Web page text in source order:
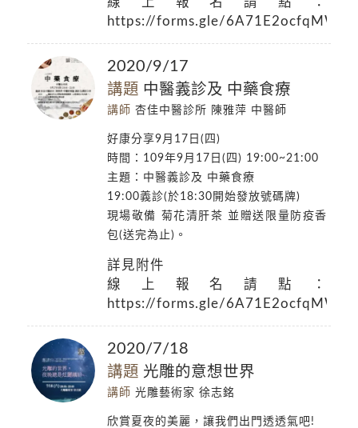
https://forms.gle/
講題 中醫義診及 中藥食療
2020/9/17
講師 杏佳中醫診所 陳雅萍 中醫師
好康分享9月17日(四)
時間：109年9月17日(四) 19:00~21:00
主題：中醫義診及 中藥食療
19:00義診(於18:30開始發放號碼牌)
現場敬備 菊花清肝茶 並贈送限量防疫香
包(送完為止)。
詳見附件
線上報名請點：
https://forms.gle/
講題 光雕的意想世界
2020/7/18
講師 光雕藝術家 徐志銘
欣賞夏夜的美麗，讓我們出門透透氣吧!